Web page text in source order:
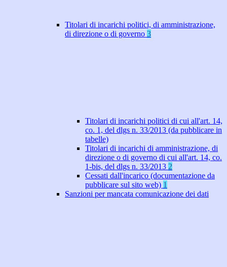
Titolari di incarichi politici, di amministrazione,
di direzione o di governo 3
Titolari di incarichi politici di cui all'art. 14,
co. 1, del dlgs n. 33/2013 (da pubblicare in
tabelle)
Titolari di incarichi di amministrazione, di
direzione o di governo di cui all'art. 14, co.
1-bis, del dlgs n. 33/2013 2
Cessati dall'incarico (documentazione da
pubblicare sul sito web) 1
Sanzioni per mancata comunicazione dei dati